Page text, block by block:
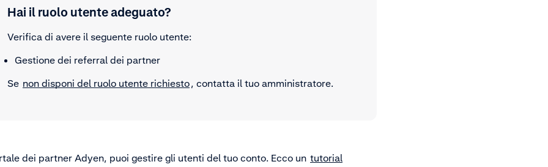
Hai il ruolo utente adeguato?
Verifica di avere il seguente ruolo utente:
Gestione dei referral dei partner
Se non disponi del ruolo utente richiesto, contatta il tuo amministratore.
dei partner Adyen, puoi gestire gli utenti del tuo conto. Ecco un tutorial